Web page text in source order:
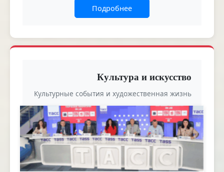
Подробнее
Культура и искусство
Культурные события и художественная жизнь